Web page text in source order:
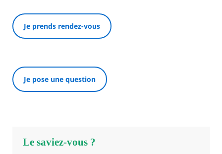
Je prends rendez-vous
Je pose une question
Le saviez-vous ?